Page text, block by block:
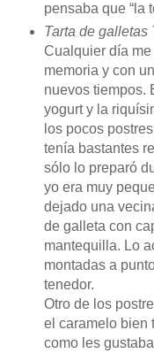
pensaba que “la
Tarta de galletas
Cualquier día
memoria y con
nuevos tiempos.
yogurt y la
los pocos
tenía bastantes
sólo lo preparó
yo era muy
dejado una
de galleta con
mantequilla. Lo
montadas a
tenedor.
Otro de los
el caramelo bien
como les